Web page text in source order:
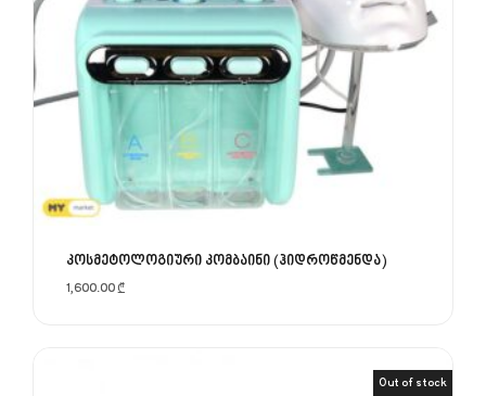
კოსმეტოლოგიური კომბაინი (ჰიდროწმენდა)
1,600.00₾
Out of stock